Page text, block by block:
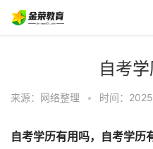
自考
来源：网络整理 • 时间：
自考学历有用吗，自考学历